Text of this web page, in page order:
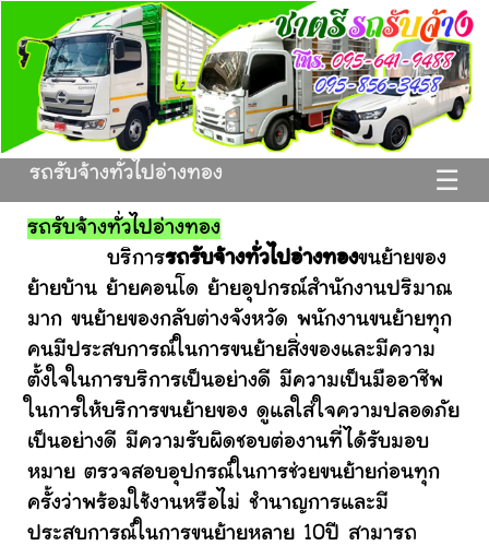
☰
รถรับจ้างทั่วไปอ่างทอง
รถรับจ้างทั่วไปอ่างทอง
บริการรถรับจ้างทั่วไปอ่างทองขนย้ายของ
ย้ายบ้าน ย้ายคอนโด ย้ายอุปกรณ์สำนักงานปริมาณ
มาก ขนย้ายของกลับต่างจังหวัด พนักงานขนย้ายทุก
คนมีประสบการณ์ในการขนย้ายสิ่งของและมีความ
ตั้งใจในการบริการเป็นอย่างดี มีความเป็นมืออาชีพ
ในการให้บริการขนย้ายของ ดูแลใส่ใจความปลอดภัย
เป็นอย่างดี มีความรับผิดชอบต่องานที่ได้รับมอบ
หมาย ตรวจสอบอุปกรณ์ในการช่วยขนย้ายก่อนทุก
ครั้งว่าพร้อมใช้งานหรือไม่ ชำนาญการและมี
ประสบการณ์ในการขนย้ายหลาย 10ปี สามารถ